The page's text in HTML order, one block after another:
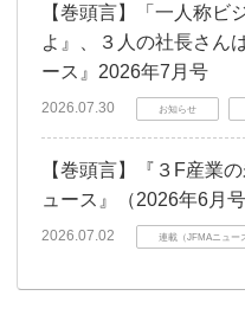
【巻頭言】「一人称ビ
よ』、３人の社長さん
ース』2026年7月号
2026.07.30 お知らせ
【巻頭言】『３F産業
ュース』（2026年6月号
2026.07.02 連載（JFMAニュー